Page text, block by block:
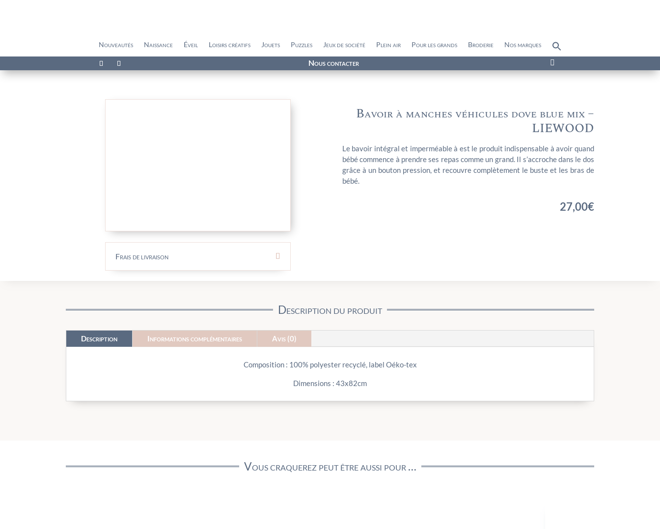
Nouveautés Naissance Éveil Loisirs créatifs Jouets Puzzles Jeux de société Plein air Pour les grands Broderie Nos marques
for:
Nous contacter 
Frais de livraison
Bavoir à manches véhicules dove blue mix –
LIEWOOD
Le bavoir intégral et imperméable à est le produit indispensable à avoir quand
bébé commence à prendre ses repas comme un grand. Il s’accroche dans le dos
grâce à un bouton pression, et recouvre complètement le buste et les bras de
bébé.
27,00€
Description du produit
Description Informations complémentaires Avis (0)
Composition : 100% polyester recyclé, label Oéko-tex
Dimensions : 43x82cm
Vous craquerez peut être aussi pour …